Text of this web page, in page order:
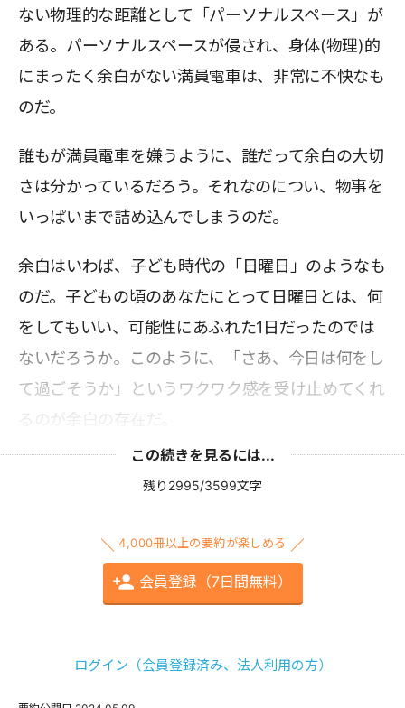
ない物理的な距離として「パーソナルスペース」が
ある。パーソナルスペースが侵され、身体(物理)的
にまったく余白がない満員電車は、非常に不快なも
のだ。
誰もが満員電車を嫌うように、誰だって余白の大切
さは分かっているだろう。それなのについ、物事を
いっぱいまで詰め込んでしまうのだ。
余白はいわば、子ども時代の「日曜日」のようなも
のだ。子どもの頃のあなたにとって日曜日とは、何
をしてもいい、可能性にあふれた1日だったのでは
ないだろうか。このように、「さあ、今日は何をし
て過ごそうか」というワクワク感を受け止めてくれ
るのが余白の存在だ。
この続きを見るには...
残り2995/3599文字
4,000冊以上の要約が楽しめる
会員登録（7日間無料）
ログイン（会員登録済み、法人利用の方）